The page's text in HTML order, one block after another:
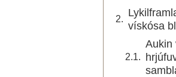
vískósa
Aukin